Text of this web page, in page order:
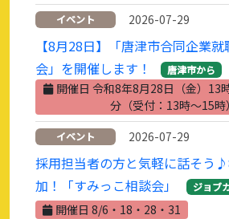
イベント 2026-07-29
【8月28日】「唐津市合同企業
会」を開催します！
唐津市から
開催日 令和8年8月28日（金）13
分（受付：13時～15時）
イベント 2026-07-29
採用担当者の方と気軽に話そう
加！「すみっこ相談会」
ジョブ
開催日 8/6・18・28・31